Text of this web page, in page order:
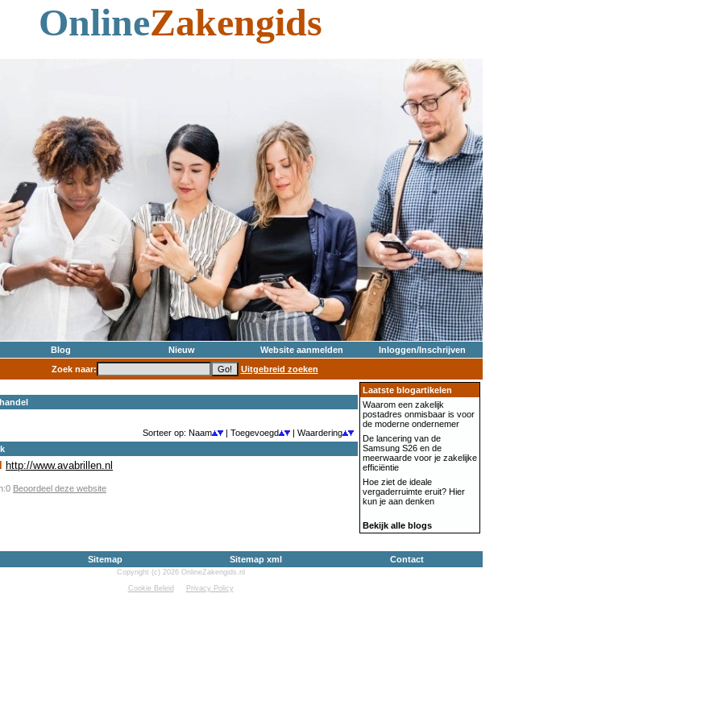
OnlineZakengids
Blog Nieuw Website aanmelden
Inloggen/Inschrijven
Zoek naar:
Uitgebreid zoeken
Sorteer op: Naam | Toegevoegd
| Waardering
http://www.avabrillen.nl
Beoordeel deze website
Laatste blogartikelen
Waarom een zakelijk
postadres onmisbaar is voor
de moderne ondernemer
De lancering van de
Samsung S26 en de
meerwaarde voor je zakelijke
efficiëntie
Hoe ziet de ideale
vergaderruimte eruit? Hier
kun je aan denken
Bekijk alle blogs
Sitemap Sitemap xml Contact
Copyright (c) 2026 OnlineZakengids.nl
Cookie Beleid
Privacy Policy